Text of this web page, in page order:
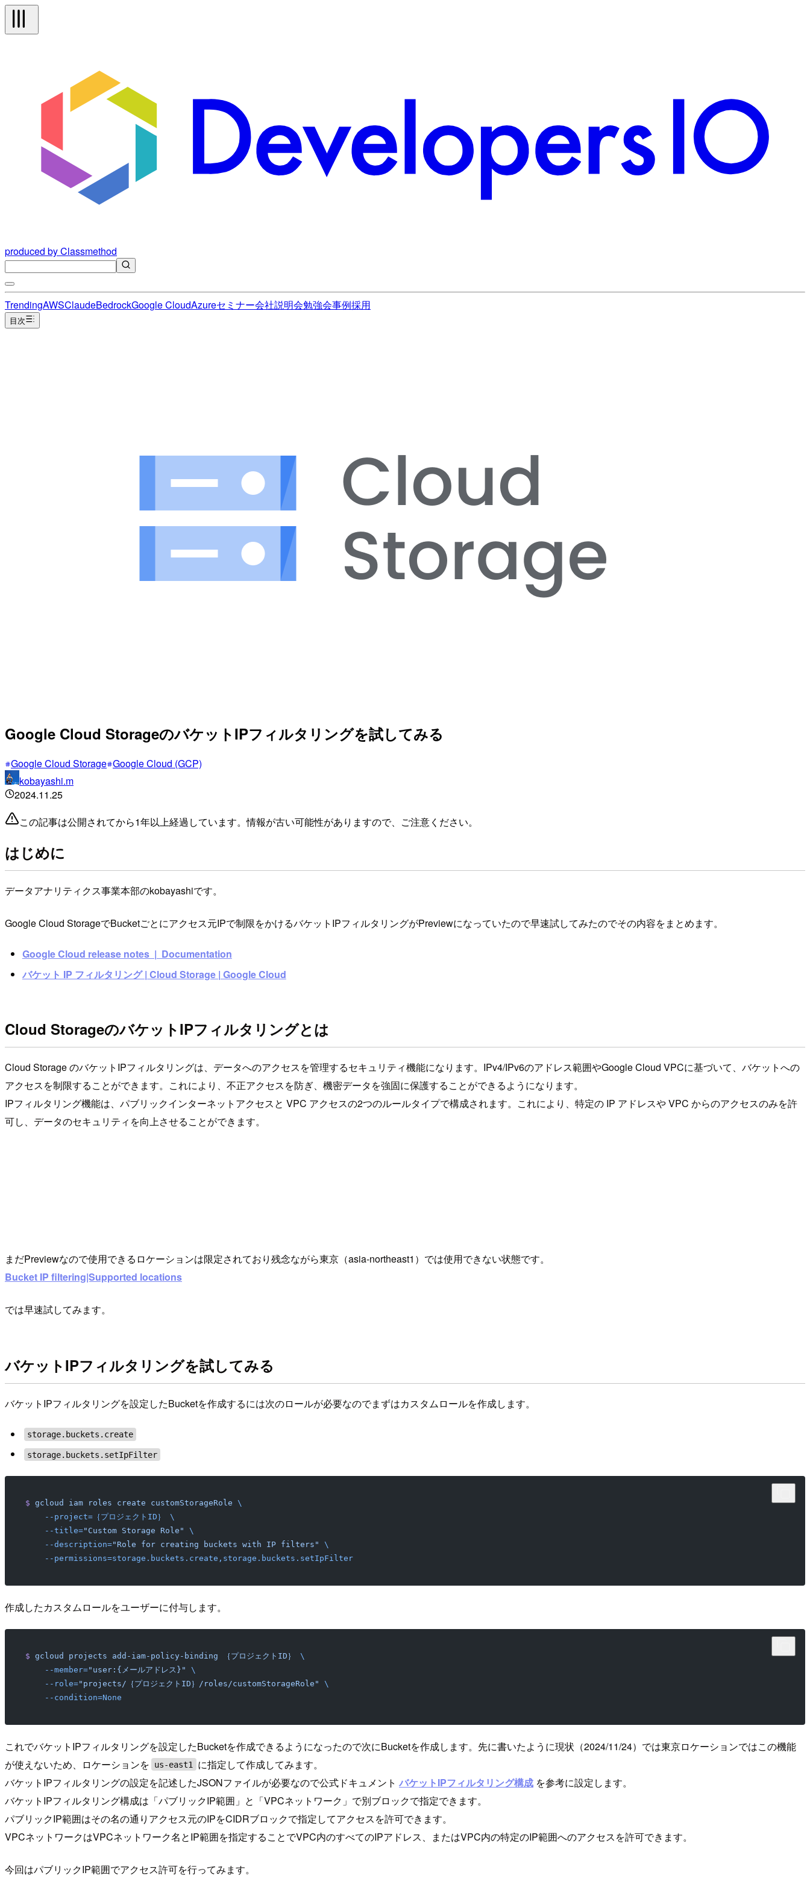
produced by Classmethod
TrendingAWSClaudeBedrockGoogle CloudAzureセミナー会社説明会勉強会事例採用
目次
Google Cloud StorageのバケットIPフィルタリングを試してみる
Google Cloud Storage Google Cloud (GCP)
kobayashi.m
2024.11.25
この記事は公開されてから1年以上経過しています。情報が古い可能性がありますので、ご注意ください。
はじめに
データアナリティクス事業本部のkobayashiです。
Google Cloud StorageでBucketごとにアクセス元IPで制限をかけるバケットIPフィルタリングがPreviewになっていたので早速試してみたのでその内容をまとめます。
Google Cloud release notes | Documentation
バケット IP フィルタリング | Cloud Storage | Google Cloud
Cloud StorageのバケットIPフィルタリングとは
Cloud Storage のバケットIPフィルタリングは、データへのアクセスを管理するセキュリティ機能になります。IPv4/IPv6のアドレス範囲やGoogle Cloud VPCに基づいて、バケットへの
アクセスを制限することができます。これにより、不正アクセスを防ぎ、機密データを強固に保護することができるようになります。
IPフィルタリング機能は、パブリックインターネットアクセスと VPC アクセスの2つのルールタイプで構成されます。これにより、特定の IP アドレスや VPC からのアクセスのみを許
可し、データのセキュリティを向上させることができます。
まだPreviewなので使用できるロケーションは限定されており残念ながら東京（asia-northeast1）では使用できない状態です。
Bucket IP filtering|Supported locations
では早速試してみます。
バケットIPフィルタリングを試してみる
バケットIPフィルタリングを設定したBucketを作成するには次のロールが必要なのでまずはカスタムロールを作成します。
storage.buckets.create
storage.buckets.setIpFilter
$ gcloud iam roles create customStorageRole \
    --project=｛プロジェクトID｝
\
    --title=
"Custom Storage Role"
\
    --description=
"Role for creating buckets with IP filters"
\
    --permissions=storage.buckets.create,storage.buckets.setIpFilter
作成したカスタムロールをユーザーに付与します。
$ gcloud projects add-iam-policy-binding ｛プロジェクトID｝
\
    --member=
"user:{メールアドレス}"
\
    --role=
"projects/｛プロジェクトID｝/roles/customStorageRole"
\
    --condition=None
これでバケットIPフィルタリングを設定したBucketを作成できるようになったので次にBucketを作成します。先に書いたように現状（2024/11/24）では東京ロケーションではこの機能
が使えないため、ロケーションを
us-east1
に指定して作成してみます。
バケットIPフィルタリングの設定を記述したJSONファイルが必要なので公式ドキュメント バケットIPフィルタリング構成 を参考に設定します。
バケットIPフィルタリング構成は「パブリックIP範囲」と「VPCネットワーク」で別ブロックで指定できます。
パブリックIP範囲はその名の通りアクセス元のIPをCIDRブロックで指定してアクセスを許可できます。
VPCネットワークはVPCネットワーク名とIP範囲を指定することでVPC内のすべてのIPアドレス、またはVPC内の特定のIP範囲へのアクセスを許可できます。
今回はパブリックIP範囲でアクセス許可を行ってみます。